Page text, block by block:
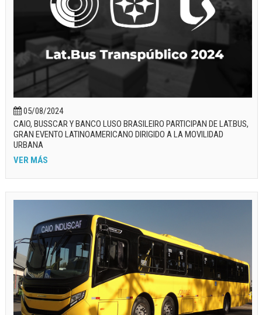
05/08/2024
CAIO, BUSSCAR Y BANCO LUSO BRASILEIRO PARTICIPAN DE LAT.BUS,
GRAN EVENTO LATINOAMERICANO DIRIGIDO A LA MOVILIDAD
URBANA
VER MÁS